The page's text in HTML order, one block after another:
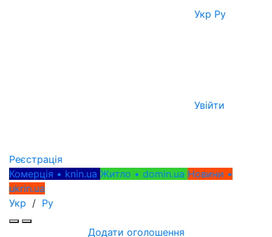
Укр Ру
Увійти
Реєстрація
Комерція • knin.ua Житло • domin.ua Новини •
ukrin.ua
Укр / Ру
Додати оголошення